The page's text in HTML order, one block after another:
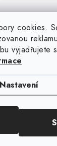
cookies.
vyjadřujete
Nastavení
Výrobce STIHL
Vytvořil Shoptet
A NÁŘADÍ.
nastavení cookies